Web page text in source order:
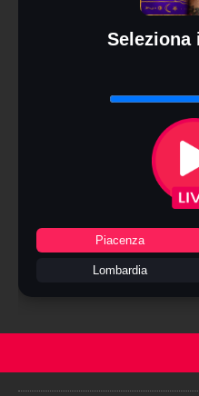
Seleziona
Piacenza
Lombardia